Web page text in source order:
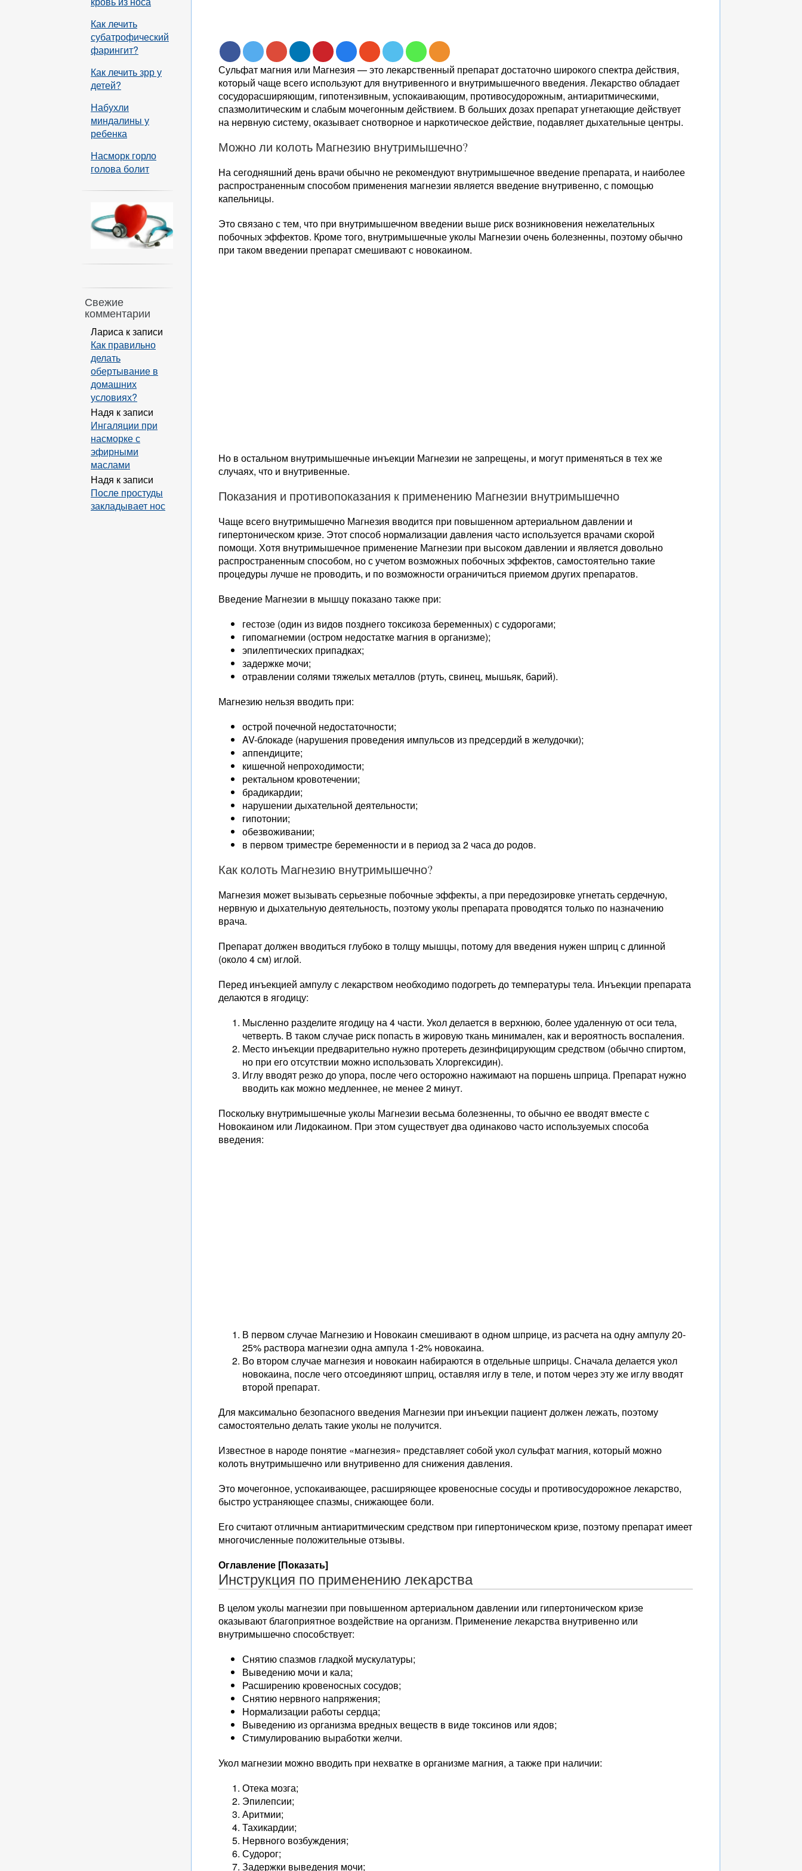
Сульфат магния или Магнезия — это лекарственный препарат достаточно широкого спектра действия,
который чаще всего используют для внутривенного и внутримышечного введения. Лекарство обладает
сосудорасширяющим, гипотензивным, успокаивающим, противосудорожным, антиаритмическими,
спазмолитическим и слабым мочегонным действием. В больших дозах препарат угнетающие действует
на нервную систему, оказывает снотворное и наркотическое действие, подавляет дыхательные центры.
Можно ли колоть Магнезию внутримышечно?
На сегодняшний день врачи обычно не рекомендуют внутримышечное введение препарата, и наиболее
распространенным способом применения магнезии является введение внутривенно, с помощью
капельницы.
Это связано с тем, что при внутримышечном введении выше риск возникновения нежелательных
побочных эффектов. Кроме того, внутримышечные уколы Магнезии очень болезненны, поэтому обычно
при таком введении препарат смешивают с новокаином.
Но в остальном внутримышечные инъекции Магнезии не запрещены, и могут применяться в тех же
случаях, что и внутривенные.
Показания и противопоказания к применению Магнезии внутримышечно
Чаще всего внутримышечно Магнезия вводится при повышенном артериальном давлении и
гипертоническом кризе. Этот способ нормализации давления часто используется врачами скорой
помощи. Хотя внутримышечное применение Магнезии при высоком давлении и является довольно
распространенным способом, но с учетом возможных побочных эффектов, самостоятельно такие
процедуры лучше не проводить, и по возможности ограничиться приемом других препаратов.
Введение Магнезии в мышцу показано также при:
гестозе (один из видов позднего токсикоза беременных) с судорогами;
гипомагнемии (остром недостатке магния в организме);
эпилептических припадках;
задержке мочи;
отравлении солями тяжелых металлов (ртуть, свинец, мышьяк, барий).
Магнезию нельзя вводить при:
острой почечной недостаточности;
AV-блокаде (нарушения проведения импульсов из предсердий в желудочки);
аппендиците;
кишечной непроходимости;
ректальном кровотечении;
брадикардии;
нарушении дыхательной деятельности;
гипотонии;
обезвоживании;
в первом триместре беременности и в период за 2 часа до родов.
Как колоть Магнезию внутримышечно?
Магнезия может вызывать серьезные побочные эффекты, а при передозировке угнетать сердечную,
нервную и дыхательную деятельность, поэтому уколы препарата проводятся только по назначению
врача.
Препарат должен вводиться глубоко в толщу мышцы, потому для введения нужен шприц с длинной
(около 4 см) иглой.
Перед инъекцией ампулу с лекарством необходимо подогреть до температуры тела. Инъекции препарата
делаются в ягодицу:
Мысленно разделите ягодицу на 4 части. Укол делается в верхнюю, более удаленную от оси тела,
четверть. В таком случае риск попасть в жировую ткань минимален, как и вероятность воспаления.
Место инъекции предварительно нужно протереть дезинфицирующим средством (обычно спиртом,
но при его отсутствии можно использовать Хлоргексидин).
Иглу вводят резко до упора, после чего осторожно нажимают на поршень шприца. Препарат нужно
вводить как можно медленнее, не менее 2 минут.
Поскольку внутримышечные уколы Магнезии весьма болезненны, то обычно ее вводят вместе с
Новокаином или Лидокаином. При этом существует два одинаково часто используемых способа
введения:
В первом случае Магнезию и Новокаин смешивают в одном шприце, из расчета на одну ампулу 20-
25% раствора магнезии одна ампула 1-2% новокаина.
Во втором случае магнезия и новокаин набираются в отдельные шприцы. Сначала делается укол
новокаина, после чего отсоединяют шприц, оставляя иглу в теле, и потом через эту же иглу вводят
второй препарат.
Для максимально безопасного введения Магнезии при инъекции пациент должен лежать, поэтому
самостоятельно делать такие уколы не получится.
Известное в народе понятие «магнезия» представляет собой укол сульфат магния, который можно
колоть внутримышечно или внутривенно для снижения давления.
Это мочегонное, успокаивающее, расширяющее кровеносные сосуды и противосудорожное лекарство,
быстро устраняющее спазмы, снижающее боли.
Его считают отличным антиаритмическим средством при гипертоническом кризе, поэтому препарат имеет
многочисленные положительные отзывы.
Оглавление [Показать]
Инструкция по применению лекарства
В целом уколы магнезии при повышенном артериальном давлении или гипертоническом кризе
оказывают благоприятное воздействие на организм. Применение лекарства внутривенно или
внутримышечно способствует:
Снятию спазмов гладкой мускулатуры;
Выведению мочи и кала;
Расширению кровеносных сосудов;
Снятию нервного напряжения;
Нормализации работы сердца;
Выведению из организма вредных веществ в виде токсинов или ядов;
Стимулированию выработки желчи.
Укол магнезии можно вводить при нехватке в организме магния, а также при наличии:
Отека мозга;
Эпилепсии;
Аритмии;
Тахикардии;
Нервного возбуждения;
Судорог;
Задержки выведения мочи;
Как лечить
субатрофический
фарингит?
Как лечить зрр у
детей?
Набухли
миндалины у
ребенка
Насморк горло
голова болит
Свежие
комментарии
Лариса к записи
Как правильно
делать
обертывание в
домашних
условиях?
Надя к записи
Ингаляции при
насморке с
эфирными
маслами
Надя к записи
После простуды
закладывает нос